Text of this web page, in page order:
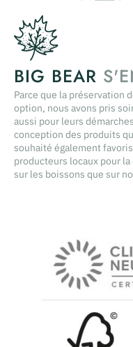
BIG BEAR
Parce que la préservation
option, nous avons pris
aussi pour leurs
conception des produits
souhaité également
producteurs locaux pour
sur les boissons que sur